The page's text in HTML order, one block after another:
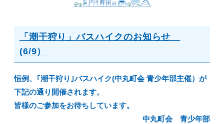
町会加入のお誘い
「潮干狩り」バスハイクのお知らせ
(6/9）
恒例、｢潮干狩り｣バスハイク(中丸町会 青少年部主催）が
下記の通り開催されます。
皆様のご参加をお待ちしています。
中丸町会 青少年部